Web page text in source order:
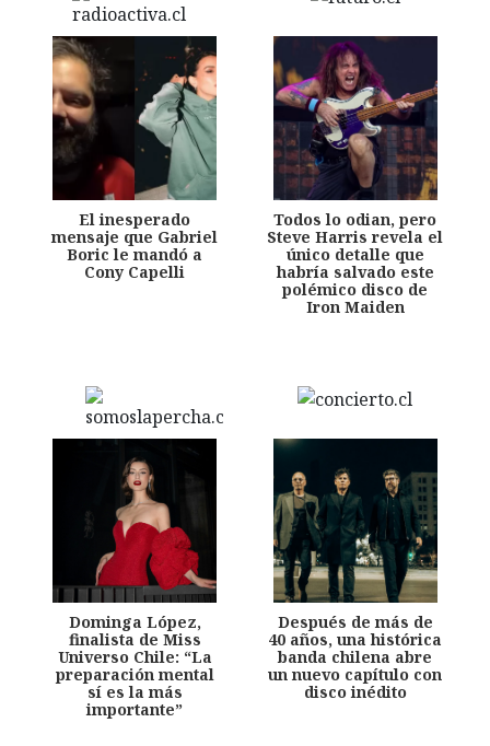
El inesperado
mensaje que Gabriel
Boric le mandó a
Cony Capelli
Todos lo odian, pero
Steve Harris revela el
único detalle que
habría salvado este
polémico disco de
Iron Maiden
Dominga López,
finalista de Miss
Universo Chile: “La
preparación mental
sí es la más
importante”
Después de más de
40 años, una histórica
banda chilena abre
un nuevo capítulo con
disco inédito